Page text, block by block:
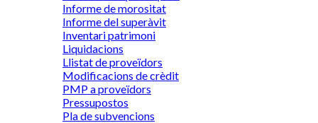
Informe de morositat
Informe del superàvit
Inventari patrimoni
Liquidacions
Llistat de proveïdors
Modificacions de crèdit
PMP a proveïdors
Pressupostos
Pla de subvencions